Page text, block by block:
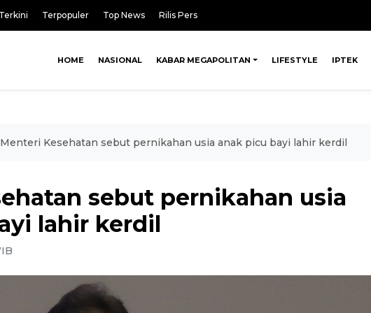
Terkini Terpopuler Top News Rilis Pers
HOME NASIONAL KABAR MEGAPOLITAN LIFESTYLE IPTEK
Menteri Kesehatan sebut pernikahan usia anak picu bayi lahir kerdil
sebut pernikahan usia
lahir kerdil